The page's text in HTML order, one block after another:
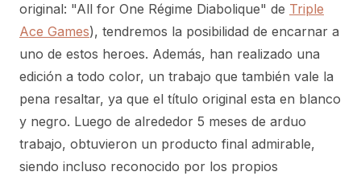
original: "All for One Régime Diabolique" de Triple
Ace Games), tendremos la posibilidad de encarnar a
uno de estos heroes. Además, han realizado una
edición a todo color, un trabajo que también vale la
pena resaltar, ya que el título original esta en blanco
y negro. Luego de alrededor 5 meses de arduo
trabajo, obtuvieron un producto final admirable,
siendo incluso reconocido por los propios